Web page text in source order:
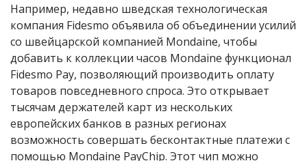
Например, недавно шведская технологическая
компания Fidesmo объявила об объединении усилий
со швейцарской компанией Mondaine, чтобы
добавить к коллекции часов Mondaine функционал
Fidesmo Pay, позволяющий производить оплату
товаров повседневного спроса. Это открывает
тысячам держателей карт из нескольких
европейских банков в разных регионах
возможность совершать бесконтактные платежи с
помощью Mondaine PayChip. Этот чип можно